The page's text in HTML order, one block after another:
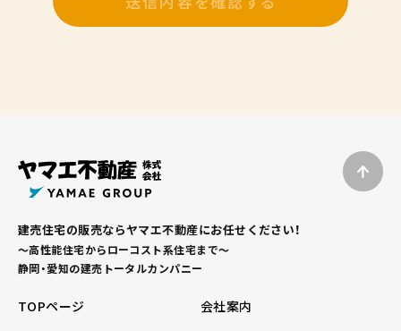
建売住宅の販売ならヤマエ不動産にお任せください！
～高性能住宅からローコスト系住宅まで～
静岡・愛知の建売トータルカンパニー
TOPページ
会社案内